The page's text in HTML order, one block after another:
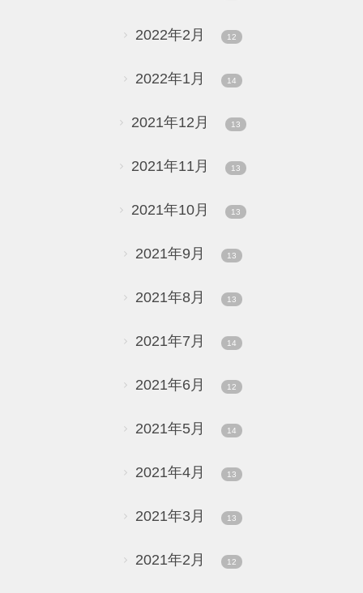
2022年2月 12
2022年1月 14
2021年12月 13
2021年11月 13
2021年10月 13
2021年9月 13
2021年8月 13
2021年7月 14
2021年6月 12
2021年5月 14
2021年4月 13
2021年3月 13
2021年2月 12